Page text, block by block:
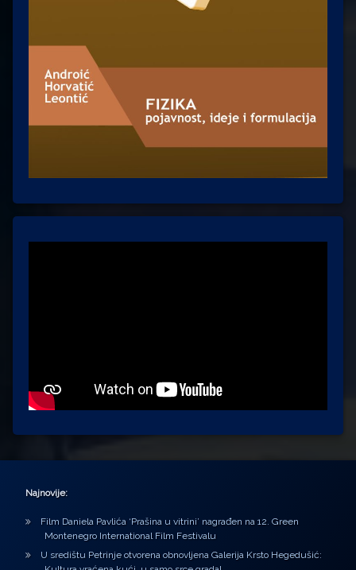
Najnovije:
Film Daniela Pavlića ‘Prašina u vitrini’ nagrađen na 12. Green
Montenegro International Film Festivalu
U središtu Petrinje otvorena obnovljena Galerija Krsto Hegedušić: